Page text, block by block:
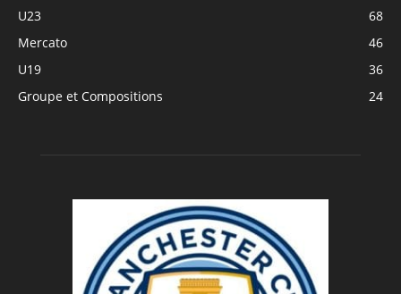
U23
68
Mercato
46
U19
36
Groupe et Compositions
24